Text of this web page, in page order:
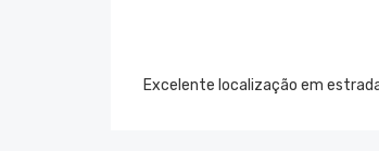
Excelente localização em